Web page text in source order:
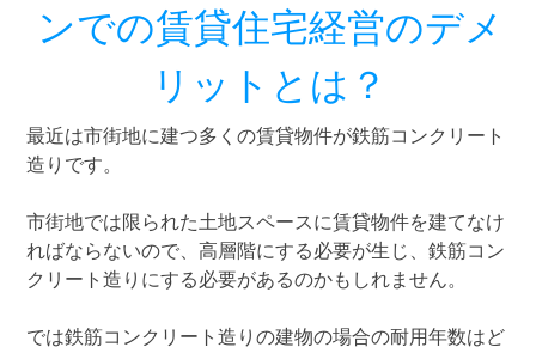
ンでの賃貸住宅経営のデメ
リットとは？
最近は市街地に建つ多くの賃貸物件が鉄筋コンクリート
造りです。
市街地では限られた土地スペースに賃貸物件を建てなけ
ればならないので、高層階にする必要が生じ、鉄筋コン
クリート造りにする必要があるのかもしれません。
では鉄筋コンクリート造りの建物の場合の耐用年数はど